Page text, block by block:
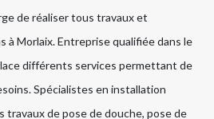
de réaliser tous travaux et
à Morlaix. Entreprise qualifiée dans le
différents services permettant de
Spécialistes en installation
travaux de pose de douche, pose de